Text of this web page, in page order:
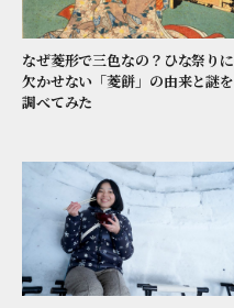
なぜ菱形で三色なの？ひな祭りに
欠かせない「菱餅」の由来と謎を
調べてみた